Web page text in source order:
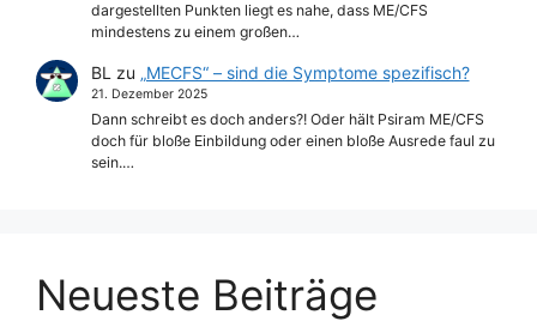
dargestellten Punkten liegt es nahe, dass ME/CFS
mindestens zu einem großen…
BLzu „MECFS“ – sind die Symptome spezifisch?
21. Dezember 2025
Dann schreibt es doch anders?! Oder hält Psiram ME/CFS
doch für bloße Einbildung oder einen bloße Ausrede faul zu
sein.…
Neueste Beiträge